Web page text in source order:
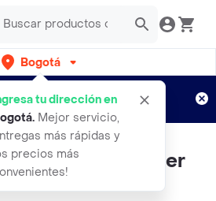
Bogotá
tu dirección en
. Mejor servicio,
más rápidas y
precios más
por semanas
Aplican TyC
Vino Talla 18 Mujer